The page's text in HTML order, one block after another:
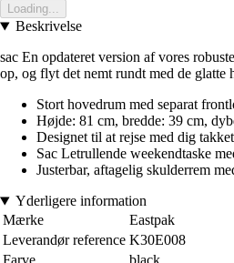
Loading...
Beskrivelse
sac En opdateret version af vores
op, og flyt det nemt rundt med de glatte
Stort hovedrum med separat
Højde: 81 cm, bredde: 39 cm,
Designet til at rejse med dig
Sac Letrullende weekendtaske
Justerbar, aftagelig skulderrem
Yderligere information
Mærke
Eastpak
Leverandør reference K30E008